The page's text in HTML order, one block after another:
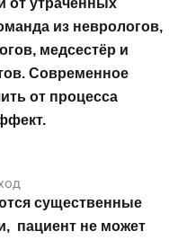
из неврологов,
медсестёр и
Современное
от процесса
существенные
пациент не может